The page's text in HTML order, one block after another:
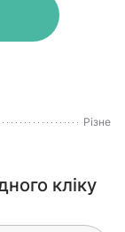
Різне
кліку